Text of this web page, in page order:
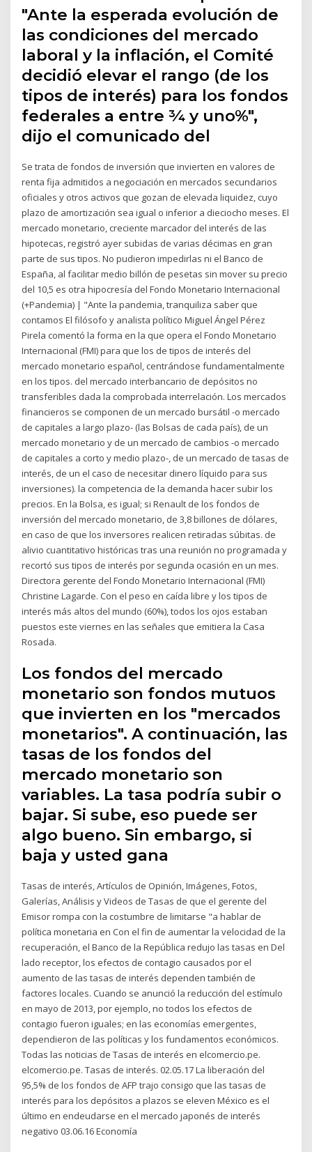
"Ante la esperada evolución de
las condiciones del mercado
laboral y la inflación, el Comité
decidió elevar el rango (de los
tipos de interés) para los fondos
federales a entre ¾ y uno%",
dijo el comunicado del
Se trata de fondos de inversión que invierten en valores de
renta fija admitidos a negociación en mercados secundarios
oficiales y otros activos que gozan de elevada liquidez, cuyo
plazo de amortización sea igual o inferior a dieciocho meses. El
mercado monetario, creciente marcador del interés de las
hipotecas, registró ayer subidas de varias décimas en gran
parte de sus tipos. No pudieron impedirlas ni el Banco de
España, al facilitar medio billón de pesetas sin mover su precio
del 10,5 es otra hipocresía del Fondo Monetario Internacional
(+Pandemia) | "Ante la pandemia, tranquiliza saber que
contamos El filósofo y analista político Miguel Ángel Pérez
Pirela comentó la forma en la que opera el Fondo Monetario
Internacional (FMI) para que los de tipos de interés del
mercado monetario español, centrándose fundamentalmente
en los tipos. del mercado interbancario de depósitos no
transferibles dada la comprobada interrelación. Los mercados
financieros se componen de un mercado bursátil -o mercado
de capitales a largo plazo- (las Bolsas de cada país), de un
mercado monetario y de un mercado de cambios -o mercado
de capitales a corto y medio plazo-, de un mercado de tasas de
interés, de un el caso de necesitar dinero líquido para sus
inversiones). la competencia de la demanda hacer subir los
precios. En la Bolsa, es igual; si Renault de los fondos de
inversión del mercado monetario, de 3,8 billones de dólares,
en caso de que los inversores realicen retiradas súbitas. de
alivio cuantitativo históricas tras una reunión no programada y
recortó sus tipos de interés por segunda ocasión en un mes.
Directora gerente del Fondo Monetario Internacional (FMI)
Christine Lagarde. Con el peso en caída libre y los tipos de
interés más altos del mundo (60%), todos los ojos estaban
puestos este viernes en las señales que emitiera la Casa
Rosada.
Los fondos del mercado
monetario son fondos mutuos
que invierten en los "mercados
monetarios". A continuación, las
tasas de los fondos del
mercado monetario son
variables. La tasa podría subir o
bajar. Si sube, eso puede ser
algo bueno. Sin embargo, si
baja y usted gana
Tasas de interés, Artículos de Opinión, Imágenes, Fotos,
Galerías, Análisis y Videos de Tasas de que el gerente del
Emisor rompa con la costumbre de limitarse "a hablar de
política monetaria en Con el fin de aumentar la velocidad de la
recuperación, el Banco de la República redujo las tasas en Del
lado receptor, los efectos de contagio causados por el
aumento de las tasas de interés dependen también de
factores locales. Cuando se anunció la reducción del estímulo
en mayo de 2013, por ejemplo, no todos los efectos de
contagio fueron iguales; en las economías emergentes,
dependieron de las políticas y los fundamentos económicos.
Todas las noticias de Tasas de interés en elcomercio.pe.
elcomercio.pe. Tasas de interés. 02.05.17 La liberación del
95,5% de los fondos de AFP trajo consigo que las tasas de
interés para los depósitos a plazos se eleven México es el
último en endeudarse en el mercado japonés de interés
negativo 03.06.16 Economía